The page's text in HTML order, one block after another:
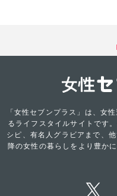
「女性セブンプラス」は、女
るライフスタイルサイトです
シピ、有名人グラビアまで、
降の女性の暮らしをより豊か